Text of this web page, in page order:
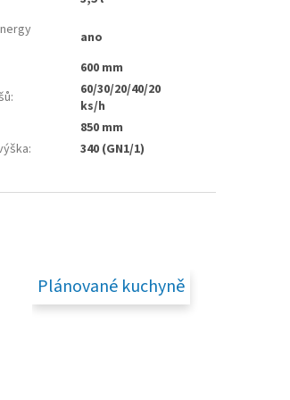
ano
600 mm
:
60/30/20/40/20
ks/h
850 mm
: 340 (GN1/1)
Plánované kuchyně